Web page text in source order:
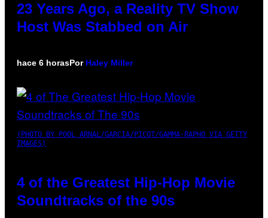
23 Years Ago, a Reality TV Show
Host Was Stabbed on Air
hace 6 horasPor Haley Miller
(PHOTO BY POOL ARNAL/GARCIA/PICOT/GAMMA-RAPHO VIA GETTY
IMAGES)
4 of the Greatest Hip-Hop Movie
Soundtracks of the 90s